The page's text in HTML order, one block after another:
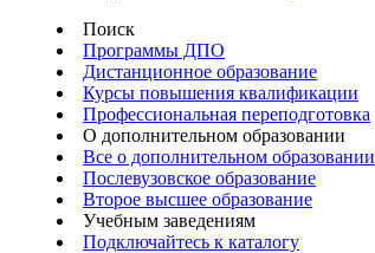
Поиск
Программы ДПО
Дистанционное образование
Курсы повышения квалификации
Профессиональная переподготовка
О дополнительном образовании
Все о дополнительном образовании
Послевузовское образование
Второе высшее образование
Учебным заведениям
Подключайтесь к каталогу